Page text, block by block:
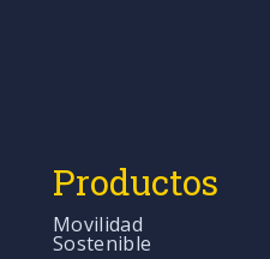
Productos
Movilidad
Sostenible